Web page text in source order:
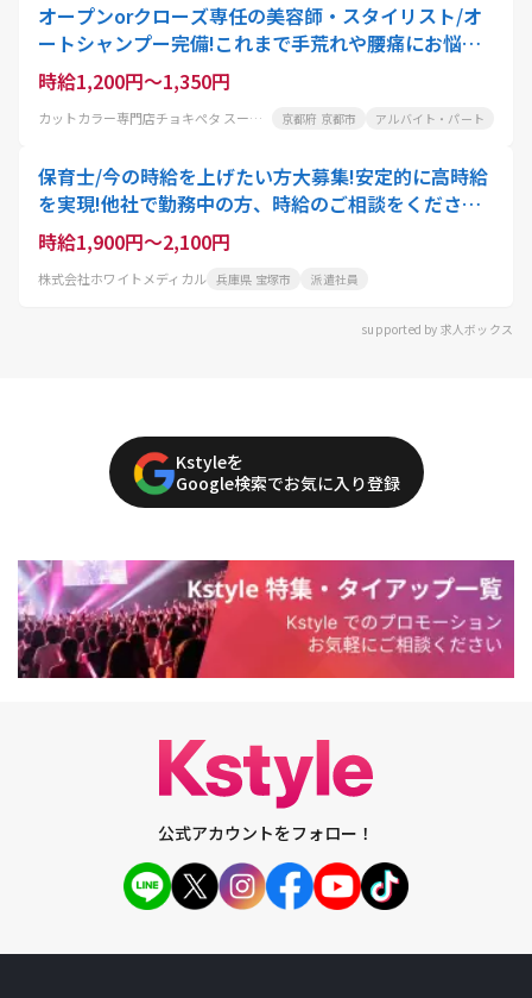
オープンorクローズ専任の美容師・スタイリスト/オ
ートシャンプー完備!これまで手荒れや腰痛にお悩み
の美容師さんにも大好評
時給1,200円～1,350円
カットカラー専門店チョキぺタ スーパーマツモト洛南店 京都府 京都市 アルバイト・パート
保育士/今の時給を上げたい方大募集!安定的に高時給
を実現!他社で勤務中の方、時給のご相談をください!/
副業OK/扶養内OK
時給1,900円～2,100円
株式会社ホワイトメディカル 兵庫県 宝塚市 派遣社員
supported by 求人ボックス
Kstyleを
Google検索でお気に入り登録
公式アカウントをフォロー！